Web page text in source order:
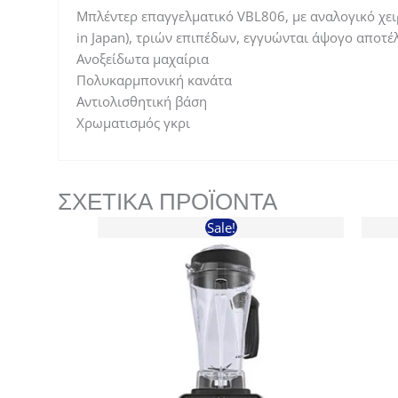
Μπλέντερ επαγγελματικό VBL806, με αναλογικό
in Japan), τριών επιπέδων, εγγυώνται άψογο
Ανοξείδωτα μαχαίρια
Πολυκαρμπονική κανάτα
Αντιολισθητική βάση
Χρωματισμός γκρι
ΣΧΕΤΙΚΆ ΠΡΟΪΌΝΤΑ
Sale!